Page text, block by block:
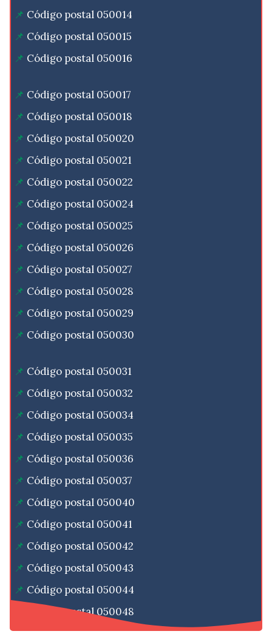
Código postal 050014
Código postal 050015
Código postal 050016
Código postal 050017
Código postal 050018
Código postal 050020
Código postal 050021
Código postal 050022
Código postal 050024
Código postal 050025
Código postal 050026
Código postal 050027
Código postal 050028
Código postal 050029
Código postal 050030
Código postal 050031
Código postal 050032
Código postal 050034
Código postal 050035
Código postal 050036
Código postal 050037
Código postal 050040
Código postal 050041
Código postal 050042
Código postal 050043
Código postal 050044
Código postal 050048